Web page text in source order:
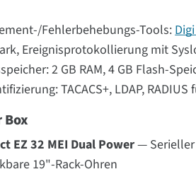
Fehlerbehebungs-Tools:
Ereignisprotokollierung mit
2 GB RAM, 4 GB Flash-
TACACS+, LDAP,
Box
EZ 32 MEI Dual Power— Serieller
19"-Rack-Ohren